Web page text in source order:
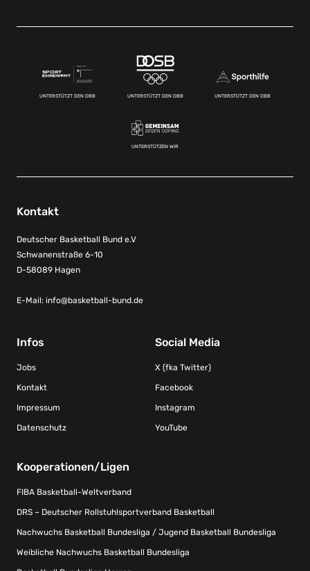
UNTERSTÜTZT DEN DBB UNTERSTÜTZT DEN DBB UNTERSTÜTZT DEN DBB
UNTERSTÜTZEN WIR
Kontakt
Deutscher Basketball Bund e.V
Schwanenstraße 6-10
D-58089 Hagen
E-Mail: info@basketball-bund.de
Infos
Jobs
Kontakt
Impressum
Datenschutz
Social Media
X (fka Twitter)
Facebook
Instagram
YouTube
Kooperationen/Ligen
FIBA Basketball-Weltverband
DRS – Deutscher Rollstuhlsportverband Basketball
Nachwuchs Basketball Bundesliga / Jugend Basketball Bundesliga
Weibliche Nachwuchs Basketball Bundesliga